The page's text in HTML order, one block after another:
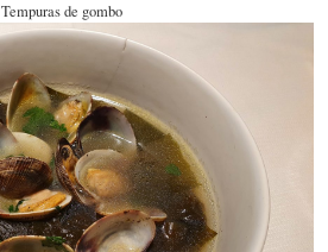
Tempuras de gombo